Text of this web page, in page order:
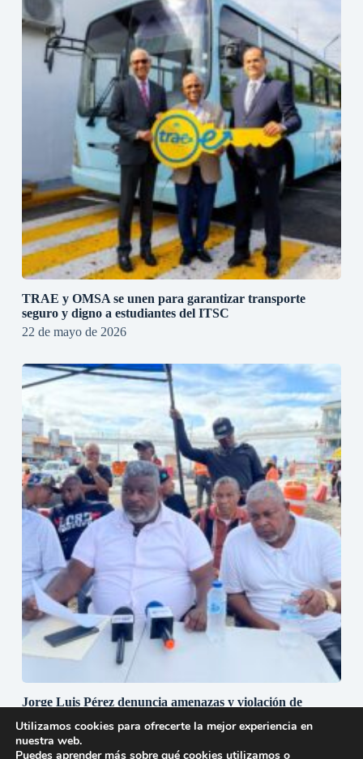
TRAE y OMSA se unen para garantizar transporte
seguro y digno a estudiantes del ITSC
22 de mayo de 2026
Jorge Luis Pérez denuncia amenazas y violación de
Luperón.
28 de abril de 2026
Utilizamos cookies para ofrecerte la mejor experiencia en
nuestra web.
Puedes aprender más sobre qué cookies utilizamos o